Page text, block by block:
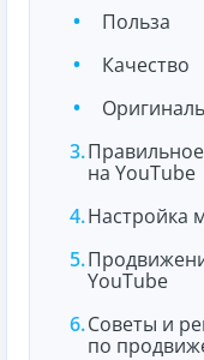
Польза
Качество
на YouTube
Настройка
YouTube
Советы и
по